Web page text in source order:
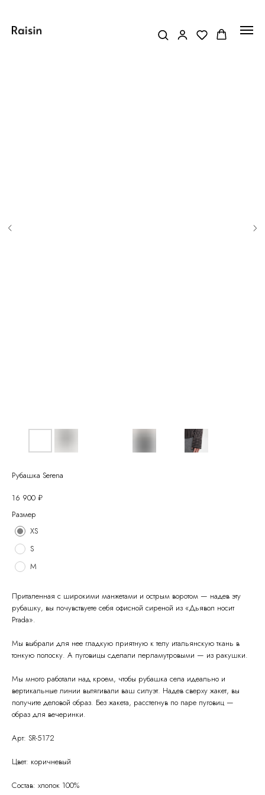
Рубашка Serena
16 900 ₽
Размер
XS
S
M
Приталенная с широкими манжетами и острым воротом — надев эту
рубашку, вы почувствуете себя офисной сиреной из «Дьявол носит
Prada».
Мы выбрали для нее гладкую приятную к телу итальянскую ткань в
тонкую полоску. А пуговицы сделали перламутровыми — из ракушки.
Мы много работали над кроем, чтобы рубашка села идеально и
вертикальные линии вытягивали ваш силуэт. Надев сверху жакет, вы
получите деловой образ. Без жакета, расстегнув по паре пуговиц —
образ для вечеринки.
Арт: SR-5172
Цвет: коричневый
Состав: хлопок 100%
Доставка и возврат
Таблица размеров
Контакты
Политика конфиденциальности
О
бренде